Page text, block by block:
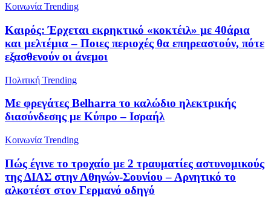
Κοινωνία Trending
Καιρός: Έρχεται εκρηκτικό «κοκτέιλ» με 40άρια
και μελτέμια – Ποιες περιοχές θα επηρεαστούν, πότε
εξασθενούν οι άνεμοι
Πολιτική Trending
Με φρεγάτες Belharra το καλώδιο ηλεκτρικής
διασύνδεσης με Κύπρο – Ισραήλ
Κοινωνία Trending
Πώς έγινε το τροχαίο με 2 τραυματίες αστυνομικούς
της ΔΙΑΣ στην Αθηνών-Σουνίου – Αρνητικό το
αλκοτέστ στον Γερμανό οδηγό